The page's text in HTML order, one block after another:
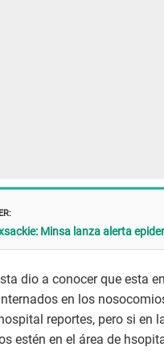
Minsa lanza alerta
dio a conocer que esta
en los
reportes, pero si en
estén en el área de